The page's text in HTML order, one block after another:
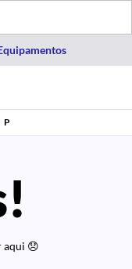
P
aqui 😞